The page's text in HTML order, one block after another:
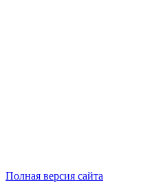
Полная версия сайта